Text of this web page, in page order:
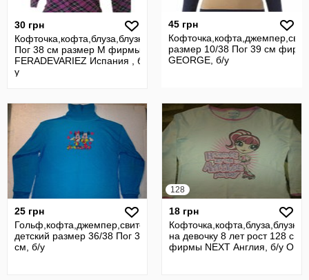
30 грн
Кофточка,кофта,блуза,блузка
Пог 38 см размер M фирмы
FERADEVARIEZ Испания , б/
у
45 грн
размер 10/38 Пог 39 см
GEORGE, б/у
25 грн
Гольф,кофта,джемпер,свитер
детский размер 36/38 Пог 38
см, б/у
128
18 грн
на девочку 8 лет рост 128 см
фирмы NEXT Англия, б/у О